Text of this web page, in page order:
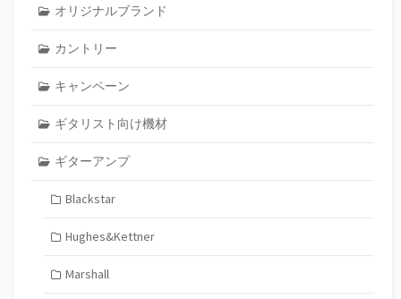
オリジナルブランド
カントリー
キャンペーン
ギタリスト向け機材
ギターアンプ
Blackstar
Hughes&Kettner
Marshall